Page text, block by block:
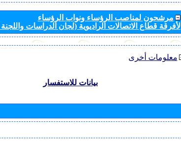
مرشحون لمناصب الرؤساء ونواب الرؤساء
لأفرقة قطاع الاتصالات الراديوية (لجان الدراسات
معلومات أخرى
بيانات للاستفسار